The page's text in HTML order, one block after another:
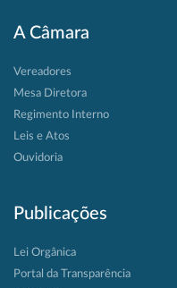
A Câmara
Vereadores
Mesa Diretora
Regimento Interno
Leis e Atos
Ouvidoria
Publicações
Lei Orgânica
Portal da Transparência